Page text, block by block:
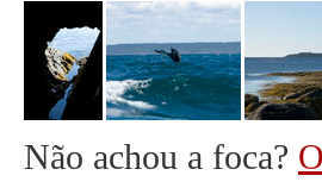
Não achou a foca?